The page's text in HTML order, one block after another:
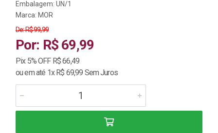
Embalagem: UN/1
Marca: MOR
De: R$ 99,99
Por: R$ 69,99
Pix 5% OFF R$ 66,49
ou em até 1x R$ 69,99 Sem Juros